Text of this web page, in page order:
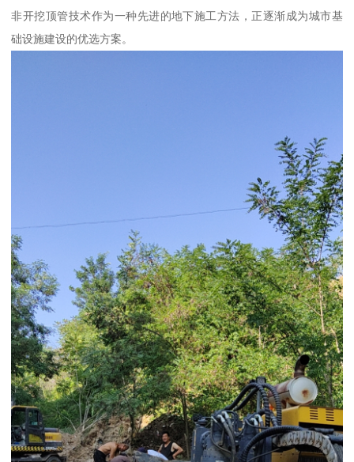
非开挖顶管技术作为一种先进的地下施工方法，正逐渐成为城市基
础设施建设的优选方案。